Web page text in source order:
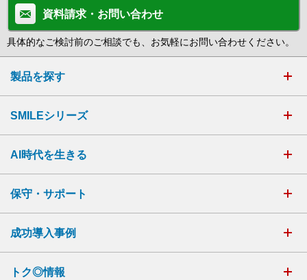
資料請求・お問い合わせ
具体的なご検討前のご相談でも、お気軽にお問い合わせください。
製品を探す
SMILEシリーズ
AI時代を生きる
保守・サポート
成功導入事例
トク◎情報